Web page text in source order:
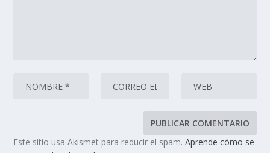
Este sitio usa Akismet para reducir el spam.Aprende cómo se